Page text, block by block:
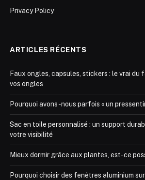
Privacy Policy
ARTICLES RÉCENTS
Faux ongles, capsules, stickers : le vrai du
vos ongles
Pourquoi avons-nous parfois « un
Sac en toile personnalisé : un support
votre visibilité
Mieux dormir grâce aux plantes, est-ce
Pourquoi choisir des fenêtres aluminium